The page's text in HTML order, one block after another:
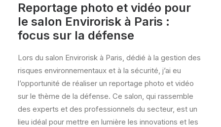
Reportage photo et vidéo pour
le salon Envirorisk à Paris :
focus sur la défense
Lors du salon Envirorisk à Paris, dédié à la gestion des
risques environnementaux et à la sécurité, j’ai eu
l’opportunité de réaliser un reportage photo et vidéo
sur le thème de la défense. Ce salon, qui rassemble
des experts et des professionnels du secteur, est un
lieu idéal pour mettre en lumière les innovations et les